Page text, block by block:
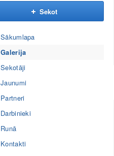
Sekot
Sākumlapa
Galerija
Sekotāji
Jaunumi
Partneri
Darbinieki
Runā
Kontakti